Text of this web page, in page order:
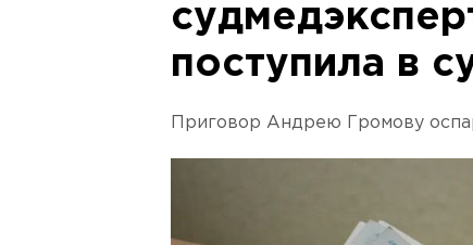
поступила в
Приговор Андрею Громову